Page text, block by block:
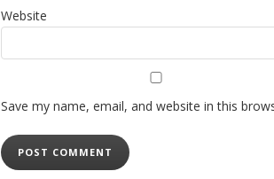
Website
Save my name, email, and website in this